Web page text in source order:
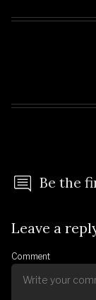
Be the
Leave a
Comment